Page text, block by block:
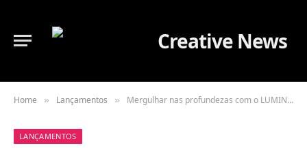
Home » Lançamentos » Mergulhar nas profundezas com o LUMINOR MARINA CARBOTECH BLU NOTTE
LANÇAMENTOS